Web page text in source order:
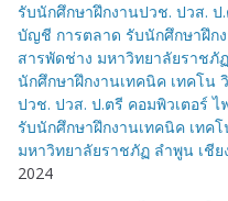
รับนักศึกษาฝึกงานปวช. ปวส. ป
บัญชี การตลาด รับนักศึกษาฝึก
สารพัดช่าง มหาวิทยาลัยราชภั
นักศึกษาฝึกงานเทคนิค เทคโน
ปวช. ปวส. ป.ตรี คอมพิวเตอร์
รับนักศึกษาฝึกงานเทคนิค เทค
มหาวิทยาลัยราชภัฏ ลำพูน เชีย
2024